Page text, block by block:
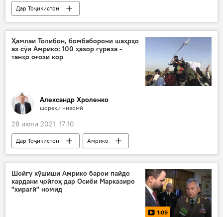
Дар Тоҷикистон
Рӯйдод, ҷиноят ва ҳолатҳои фавқулода
ҳукм
Ҳамлаи Толибон, бомбаборони шаҳрҳо
аз сӯи Амрико: 100 ҳазор гуреза -
танҳо оғози кор
Александр Хроленко
шореҳи низомӣ
28 июли 2021, 17:10
Дар Тоҷикистон
Амрико
Афғонистон
Толибон
Осиёи Марказӣ
Дар Русия
Шойгу кӯшиши Амрико барои пайдо
кардани ҷойгоҳ дар Осиёи Марказиро
"хирагӣ" номид
1:09